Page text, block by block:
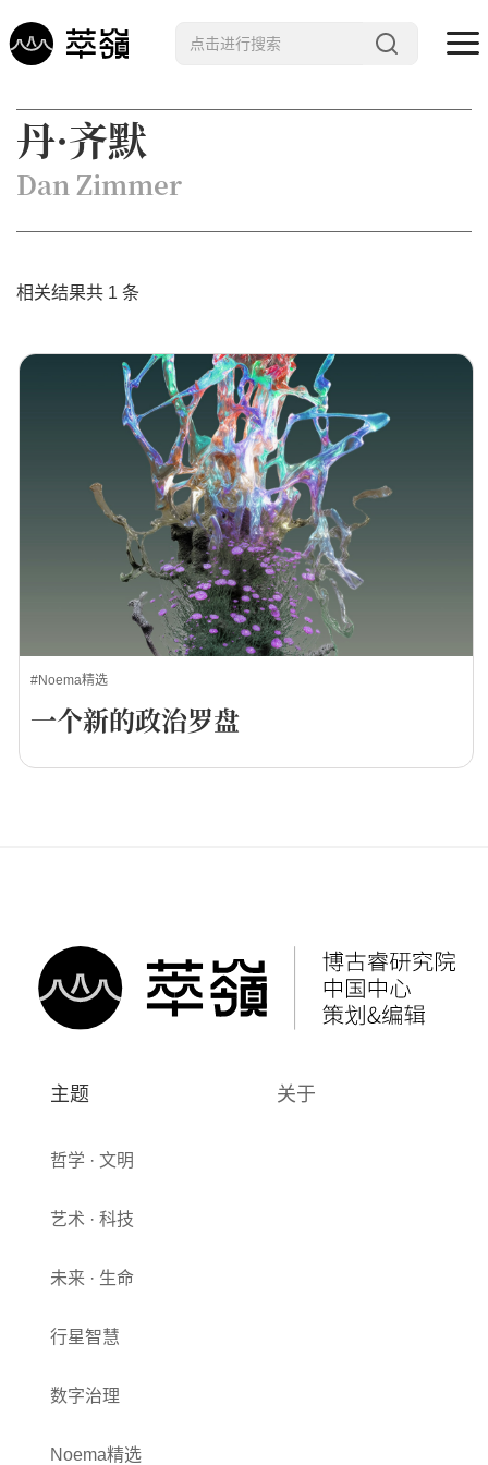
哲学 · 文明
丹·齐默
Dan Zimmer
相关结果共 1 条
#Noema精选
一个新的政治罗盘
主题
哲学 · 文明
艺术 · 科技
未来 · 生命
行星智慧
数字治理
Noema精选
关于